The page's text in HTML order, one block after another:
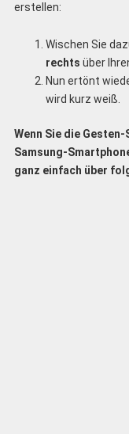
erstellen:
Wischen Sie
rechts über
Nun ertönt
wird kurz weiß.
Wenn Sie die
Samsung-
ganz einfach über